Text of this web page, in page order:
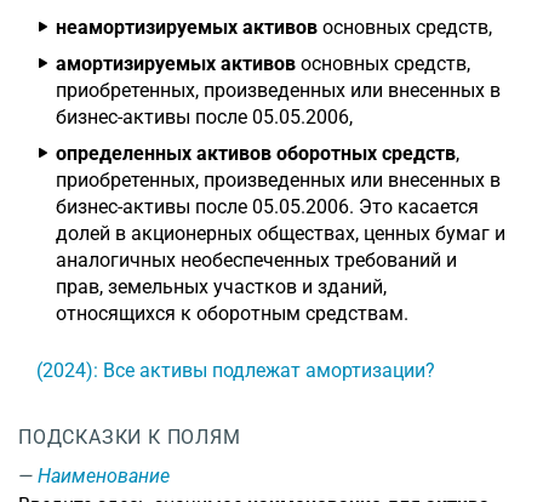
неамортизируемых активов основных средств,
амортизируемых активов основных средств,
приобретенных, произведенных или внесенных в
бизнес-активы после 05.05.2006,
определенных активов оборотных средств,
приобретенных, произведенных или внесенных в
бизнес-активы после 05.05.2006. Это касается
долей в акционерных обществах, ценных бумаг и
аналогичных необеспеченных требований и
прав, земельных участков и зданий,
относящихся к оборотным средствам.
(2024): Все активы подлежат амортизации?
ПОДСКАЗКИ К ПОЛЯМ
Наименование